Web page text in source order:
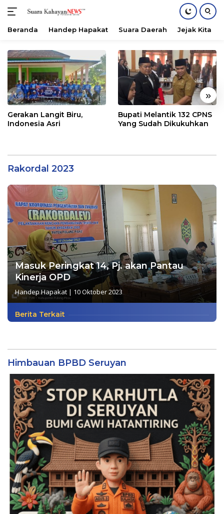
konten
Beranda Handep Hapakat Suara Daerah Jejak Kita
« »
Gerakan Langit Biru,
Indonesia Asri
Bupati Melantik 132 CPNS
Yang Sudah Dikukuhkan
Rakordal 2023
Masuk Peringkat 14, Pj. akan Pantau
Kinerja OPD
Handep Hapakat | 10 Oktober 2023
Berita Terkait
Himbauan BPBD Seruyan